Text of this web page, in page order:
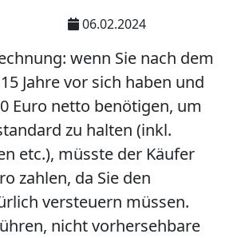
06.02.2024
wenn Sie nach dem
Jahre vor sich haben und
Euro netto benötigen, um
zu halten (inkl.
etc.), müsste der Käufer
zahlen, da Sie den
versteuern müssen.
nicht vorhersehbare